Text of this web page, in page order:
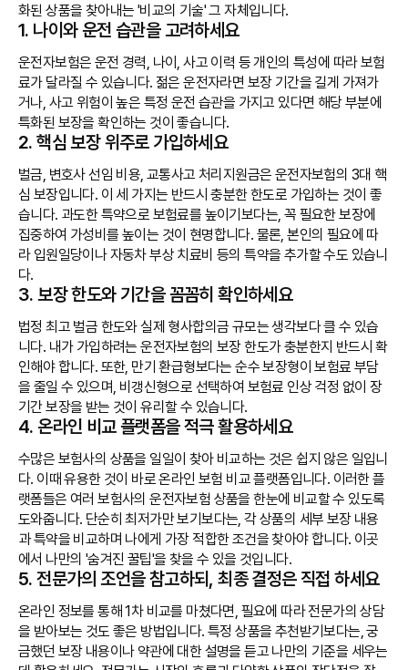
화된 상품을 찾아내는 '비교의 기술' 그 자체입니다.
1. 나이와 운전 습관을 고려하세요
운전자보험은 운전 경력, 나이, 사고 이력 등 개인의 특성에 따라 보험
료가 달라질 수 있습니다. 젊은 운전자라면 보장 기간을 길게 가져가
거나, 사고 위험이 높은 특정 운전 습관을 가지고 있다면 해당 부분에
특화된 보장을 확인하는 것이 좋습니다.
2. 핵심 보장 위주로 가입하세요
벌금, 변호사 선임 비용, 교통사고 처리지원금은 운전자보험의 3대 핵
심 보장입니다. 이 세 가지는 반드시 충분한 한도로 가입하는 것이 좋
습니다. 과도한 특약으로 보험료를 높이기보다는, 꼭 필요한 보장에
집중하여 가성비를 높이는 것이 현명합니다. 물론, 본인의 필요에 따
라 입원일당이나 자동차 부상 치료비 등의 특약을 추가할 수도 있습니
다.
3. 보장 한도와 기간을 꼼꼼히 확인하세요
법정 최고 벌금 한도와 실제 형사합의금 규모는 생각보다 클 수 있습
니다. 내가 가입하려는 운전자보험의 보장 한도가 충분한지 반드시 확
인해야 합니다. 또한, 만기 환급형보다는 순수 보장형이 보험료 부담
을 줄일 수 있으며, 비갱신형으로 선택하여 보험료 인상 걱정 없이 장
기간 보장을 받는 것이 유리할 수 있습니다.
4. 온라인 비교 플랫폼을 적극 활용하세요
수많은 보험사의 상품을 일일이 찾아 비교하는 것은 쉽지 않은 일입니
다. 이때 유용한 것이 바로 온라인 보험 비교 플랫폼입니다. 이러한 플
랫폼들은 여러 보험사의 운전자보험 상품을 한눈에 비교할 수 있도록
도와줍니다. 단순히 최저가만 보기보다는, 각 상품의 세부 보장 내용
과 특약을 비교하며 나에게 가장 적합한 조건을 찾아야 합니다. 이곳
에서 나만의 '숨겨진 꿀팁'을 찾을 수 있을 것입니다.
5. 전문가의 조언을 참고하되, 최종 결정은 직접 하세요
온라인 정보를 통해 1차 비교를 마쳤다면, 필요에 따라 전문가의 상담
을 받아보는 것도 좋은 방법입니다. 특정 상품을 추천받기보다는, 궁
금했던 보장 내용이나 약관에 대한 설명을 듣고 나만의 기준을 세우는